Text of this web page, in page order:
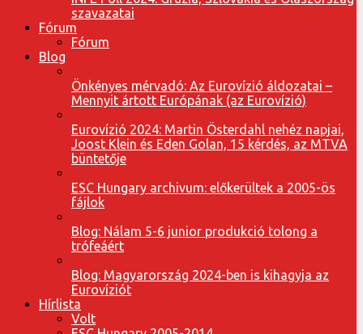
szavazatai
Fórum
Fórum
Blog
Önkényes mérvadó: Az Eurovízió áldozatai –
Mennyit ártott Európának (az Eurovízió)
Eurovízió 2024: Martin Österdahl nehéz napjai,
Joost Klein és Eden Golan, 15 kérdés, az MTVA
büntetője
ESC Hungary archivum: előkerültek a 2005-ös
fájlok
Blog: Nálam 5-6 junior produkció tolong a
trófeáért
Blog: Magyarország 2024-ben is kihagyja az
Eurovíziót
Hírlista
Volt